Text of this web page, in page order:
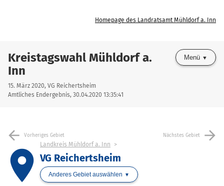
Homepage des Landratsamt Mühldorf a. Inn
Kreistagswahl Mühldorf a.
Inn
15. März 2020, VG Reichertsheim
Amtliches Endergebnis, 30.04.2020 13:35:41
Menü
arrow_back Vorheriges Gebiet Nächstes Gebiet arrow_forward
place
Landkreis Mühldorf a. Inn
VG Reichertsheim
Anderes Gebiet auswählen